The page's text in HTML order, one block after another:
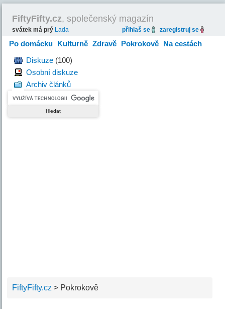
FiftyFifty.cz, společenský magazín
svátek má prý Lada přihlaš se zaregistruj se
Po domácku Kulturně Zdravě Pokrokově Na cestách
HravěDiskuze (100)
Osobní diskuze
Archiv článků
FiftyFifty.cz > Pokrokově